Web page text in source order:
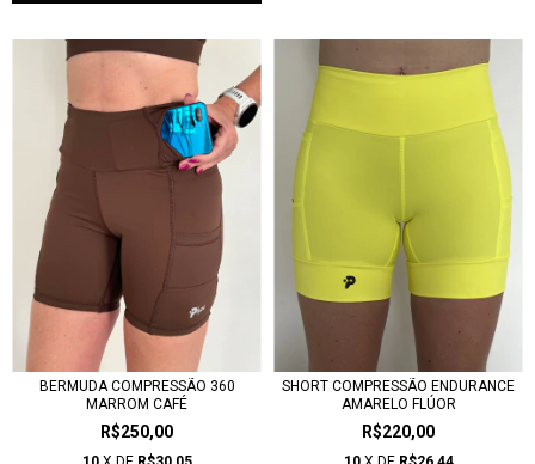
BERMUDA COMPRESSÃO 360
MARROM CAFÉ
R$250,00
SHORT COMPRESSÃO ENDURANCE
AMARELO FLÚOR
R$220,00